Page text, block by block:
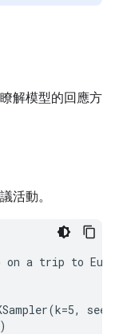
解模型的回應方
活動。
on a trip to